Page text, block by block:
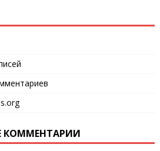
КОММЕНТАРИИ